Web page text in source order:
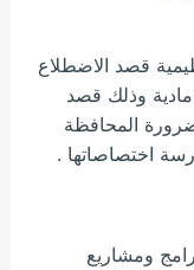
قصد الاضطلاع
وذلك قصد
المحافظة
اختصاصاتها .
ومشاريع